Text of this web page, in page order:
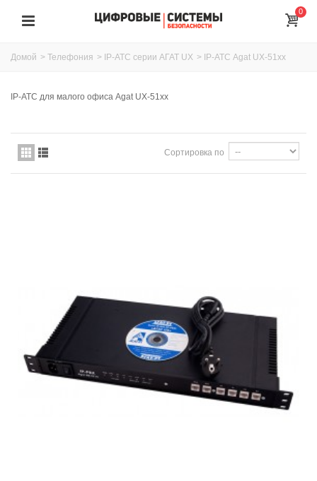
0
Домой > Телефония > IP-АТС серии АГАТ UX > IP-АТС Agat UX-51xx
IP-АТС для малого офиса Agat UX-51xx
Сортировка по